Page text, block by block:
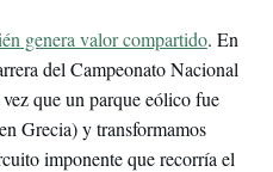
genera valor compartido. En
del Campeonato Nacional
que un parque eólico fue
Grecia) y transformamos
imponente que recorría el